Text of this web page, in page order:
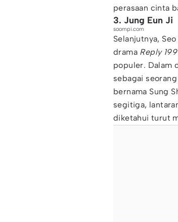
perasaan cinta
3. Jung Eun Ji
soompi.com
Selanjutnya,
drama Reply
populer. Dalam
sebagai
bernama Sung
segitiga,
diketahui turut